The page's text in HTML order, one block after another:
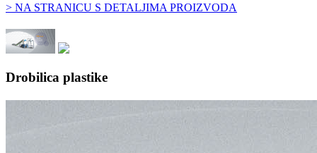
> NA STRANICU S DETALJIMA PROIZVODA
Drobilica plastike